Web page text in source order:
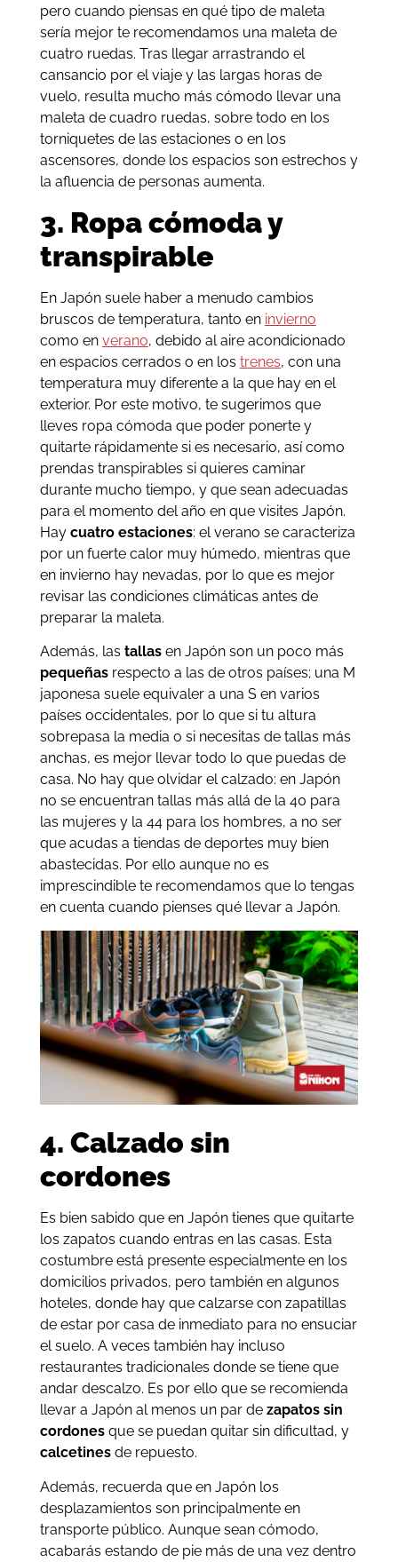
pero cuando piensas en qué tipo de maleta
sería mejor te recomendamos una maleta de
cuatro ruedas. Tras llegar arrastrando el
cansancio por el viaje y las largas horas de
vuelo, resulta mucho más cómodo llevar una
maleta de cuadro ruedas, sobre todo en los
torniquetes de las estaciones o en los
ascensores, donde los espacios son estrechos y
la afluencia de personas aumenta.
3. Ropa cómoda y
transpirable
En Japón suele haber a menudo cambios
bruscos de temperatura, tanto en invierno
como en verano, debido al aire acondicionado
en espacios cerrados o en los trenes, con una
temperatura muy diferente a la que hay en el
exterior. Por este motivo, te sugerimos que
lleves ropa cómoda que poder ponerte y
quitarte rápidamente si es necesario, así como
prendas transpirables si quieres caminar
durante mucho tiempo, y que sean adecuadas
para el momento del año en que visites Japón.
Haycuatro estaciones: el verano se caracteriza
por un fuerte calor muy húmedo, mientras que
en invierno hay nevadas, por lo que es mejor
revisar las condiciones climáticas antes de
preparar la maleta.
Además, las tallasen Japón son un poco más
pequeñasrespecto a las de otros países; una M
japonesa suele equivaler a una S en varios
países occidentales, por lo que si tu altura
sobrepasa la media o si necesitas de tallas más
anchas, es mejor llevar todo lo que puedas de
casa. No hay que olvidar el calzado: en Japón
no se encuentran tallas más allá de la 40 para
las mujeres y la 44 para los hombres, a no ser
que acudas a tiendas de deportes muy bien
abastecidas. Por ello aunque no es
imprescindible te recomendamos que lo tengas
en cuenta cuando pienses qué llevar a Japón.
4. Calzado sin
cordones
Es bien sabido que en Japón tienes que quitarte
los zapatos cuando entras en las casas. Esta
costumbre está presente especialmente en los
domicilios privados, pero también en algunos
hoteles, donde hay que calzarse con zapatillas
de estar por casa de inmediato para no ensuciar
el suelo. A veces también hay incluso
restaurantes tradicionales donde se tiene que
andar descalzo. Es por ello que se recomienda
llevar a Japón al menos un par de zapatos sin
cordonesque se puedan quitar sin dificultad, y
calcetinesde repuesto.
Además, recuerda que en Japón los
desplazamientos son principalmente en
transporte público. Aunque sean cómodo,
acabarás estando de pie más de una vez dentro